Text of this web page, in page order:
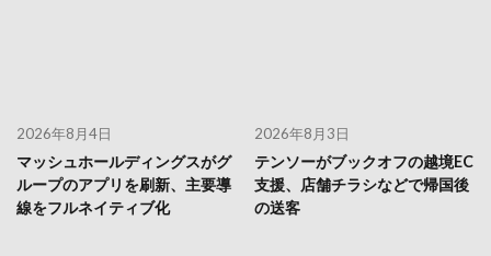
2026年8月4日
マッシュホールディングスがグ
ループのアプリを刷新、主要導
線をフルネイティブ化
2026年8月3日
テンソーがブックオフの越境EC
支援、店舗チラシなどで帰国後
の送客